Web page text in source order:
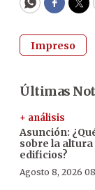
WhatsApp
Impreso
Últimas
+ análisis
Asunción:
sobre la
edificios?
Agosto 8, 2026